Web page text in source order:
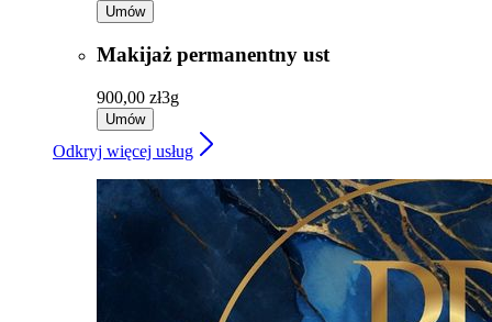
Umów
Makijaż permanentny ust
900,00 zł3g
Umów
Odkryj więcej usług